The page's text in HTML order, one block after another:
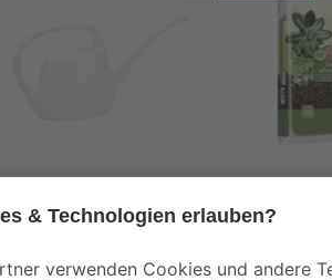
Geli
weiß 2 l
toom
torffrei 10 l